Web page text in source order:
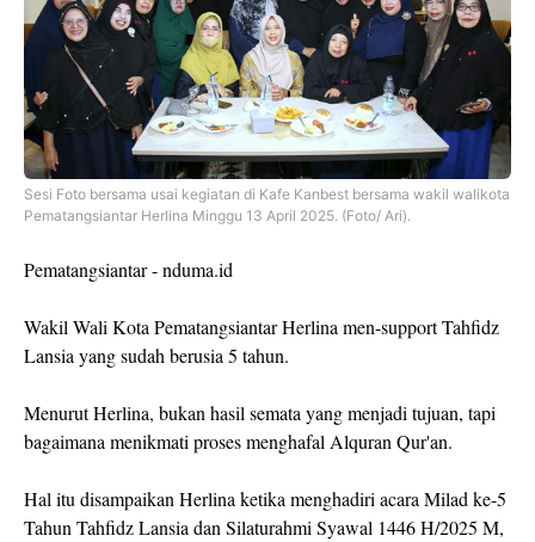
Sesi Foto bersama usai kegiatan di Kafe Kanbest bersama wakil walikota
Pematangsiantar Herlina Minggu 13 April 2025. (Foto/ Ari).
Pematangsiantar - nduma.id
Wakil Wali Kota Pematangsiantar Herlina men-support Tahfidz
Lansia yang sudah berusia 5 tahun.
Menurut Herlina, bukan hasil semata yang menjadi tujuan, tapi
bagaimana menikmati proses menghafal Alquran Qur'an.
Hal itu disampaikan Herlina ketika menghadiri acara Milad ke-5
Tahun Tahfidz Lansia dan Silaturahmi Syawal 1446 H/2025 M,